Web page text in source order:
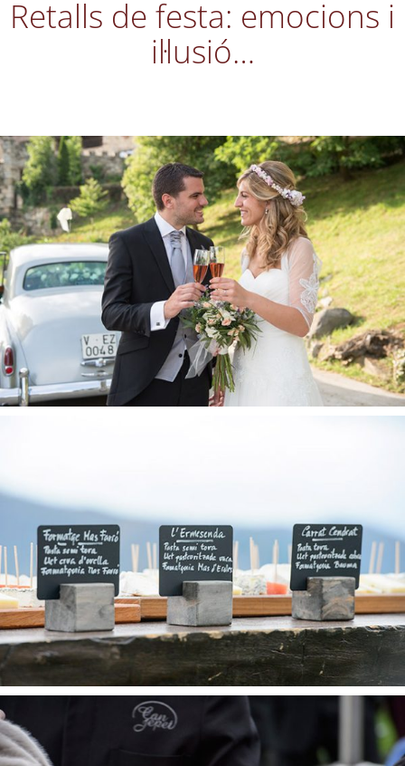
Retalls de festa: emocions i
il·lusió…